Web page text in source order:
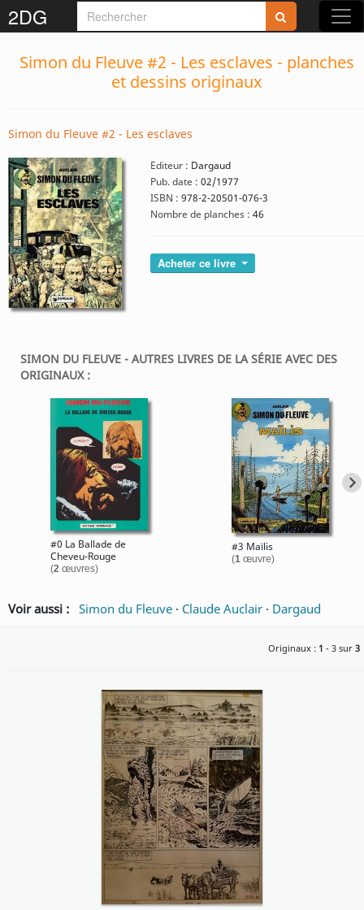
2DG
Simon du Fleuve #2 - Les esclaves - planches
et dessins originaux
Simon du Fleuve #2 - Les esclaves
Editeur : Dargaud
Pub. date : 02/1977
ISBN : 978-2-20501-076-3
Nombre de planches : 46
Acheter ce livre
SIMON DU FLEUVE - AUTRES LIVRES DE LA SÉRIE AVEC DES
ORIGINAUX :
#0 La Ballade de
Cheveu-Rouge
(2œuvres)
#3 Maïlis
(1 œuvre)
Voir aussi : Simon du Fleuve · Claude Auclair · Dargaud
Originaux : 1 - 3 sur 3